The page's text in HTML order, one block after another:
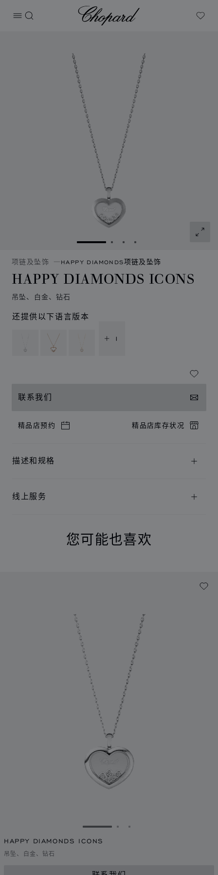
打开菜单
搜索
Chopard
My
转到幻灯片 1转到幻灯片 2
转到幻灯片 3
转到幻灯片 4
项链及坠饰 HAPPY DIAMONDS项链及坠饰
HAPPY DIAMONDS ICONS
吊坠、白金、钻石
还提供以下语言版本
+ 1
联系我们
精品店预约 精品店库存状况
描述和规格
线上服务
您可能也喜欢
转到幻灯片 1转到幻灯片 2
转到幻灯片 3
HAPPY DIAMONDS ICONS
吊坠、白金、钻石